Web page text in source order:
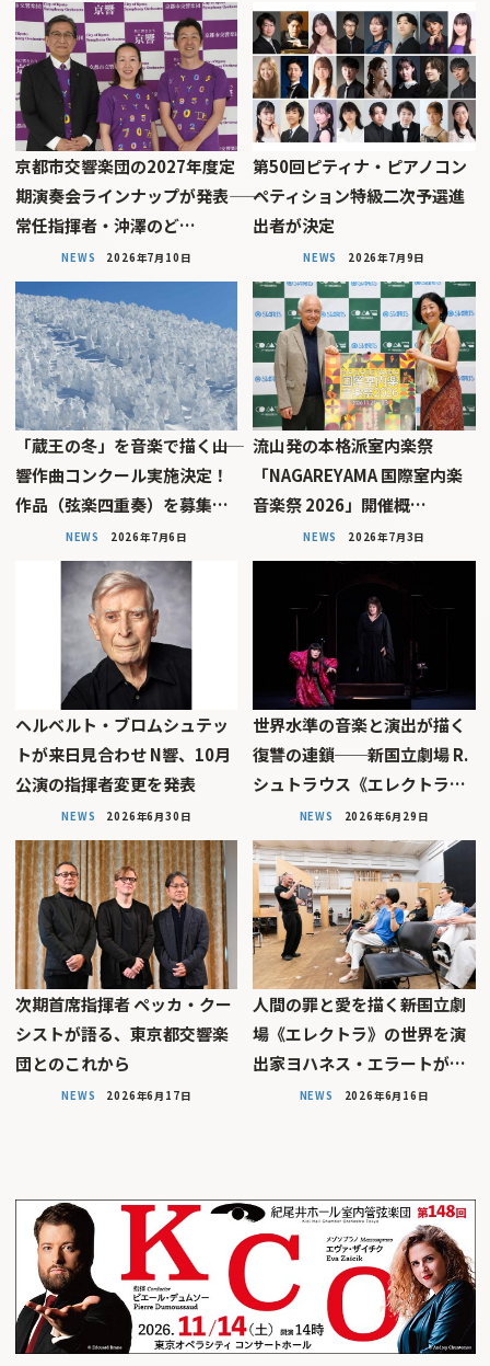
京都市交響楽団の2027年度定
期演奏会ラインナップが発表――
常任指揮者・沖澤のど…
NEWS 2026年7月10日
第50回ピティナ・ピアノコン
ペティション特級二次予選進
出者が決定
NEWS 2026年7月9日
「蔵王の冬」を音楽で描く――山
響作曲コンクール実施決定！
作品（弦楽四重奏）を募集…
NEWS 2026年7月6日
流山発の本格派室内楽祭
「NAGAREYAMA 国際室内楽
音楽祭 2026」開催概…
NEWS 2026年7月3日
ヘルベルト・ブロムシュテッ
トが来日見合わせ N響、10月
公演の指揮者変更を発表
NEWS 2026年6月30日
世界水準の音楽と演出が描く
復讐の連鎖──新国立劇場 R.
シュトラウス《エレクトラ…
NEWS 2026年6月29日
次期首席指揮者 ペッカ・クー
シストが語る、東京都交響楽
団とのこれから
NEWS 2026年6月17日
人間の罪と愛を描く――新国立劇
場《エレクトラ》の世界を演
出家ヨハネス・エラートが…
NEWS 2026年6月16日